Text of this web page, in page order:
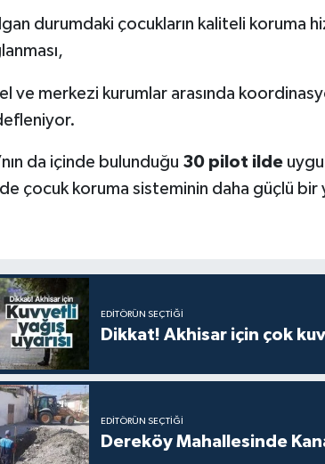
durumdaki çocukların kaliteli koruma
ve merkezi kurumlar arasında
da içinde bulunduğu 30 pilot ilde
çocuk koruma sisteminin daha güçlü bir
EDITÖRÜN SEÇTIĞI
Dikkat! Akhisar için çok
EDITÖRÜN SEÇTIĞI
Dereköy Mahallesinde